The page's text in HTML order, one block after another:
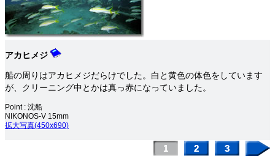
アカヒメジ
船の周りはアカヒメジだらけでした。白と黄色の体色をしています
が、クリーニング中とかは真っ赤になっていました。
Point : 沈船
NIKONOS-V 15mm
拡大写真(450x690)